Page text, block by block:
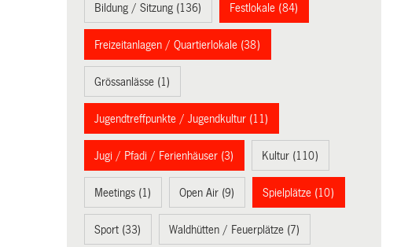
Bildung / Sitzung (136) Festlokale (84)
Freizeitanlagen / Quartierlokale (38)
Grössanlässe (1)
Jugendtreffpunkte / Jugendkultur (11)
Jugi / Pfadi / Ferienhäuser (3) Kultur (110)
Meetings (1) Open Air (9) Spielplätze (10)
Sport (33) Waldhütten / Feuerplätze (7)